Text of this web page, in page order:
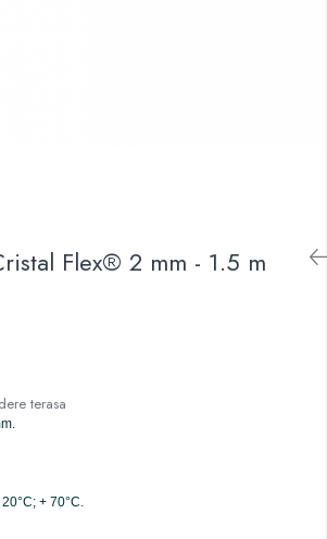
Flex® 2 mm - 1.5 m
terasa
+ 70°C.